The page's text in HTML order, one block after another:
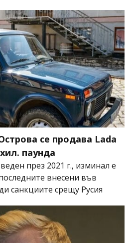
се продава Lada
паунда
през 2021 г., изминал е
внесени във
санкциите срещу Русия